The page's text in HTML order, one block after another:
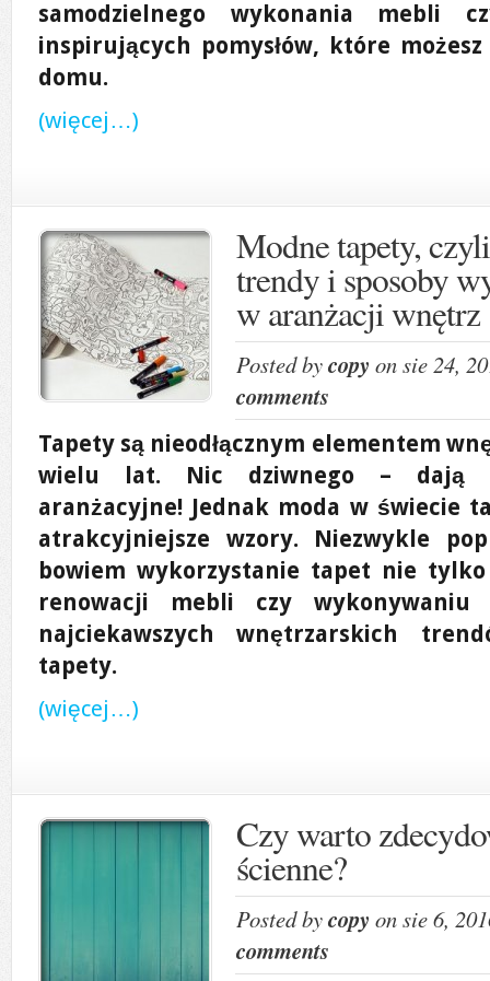
samodzielnego wykonania mebli
inspirujących pomysłów, które
domu.
(więcej…)
Modne tapety,
trendy i sposoby
w aranżacji wnętrz
Posted bycopy on sie 24,
comments
Tapety są nieodłącznym elementem
wielu lat. Nic dziwnego – dają
aranżacyjne! Jednak moda w świecie
atrakcyjniejsze wzory. Niezwykle
bowiem wykorzystanie tapet nie
renowacji mebli czy
najciekawszych wnętrzarskich
tapety.
(więcej…)
Czy warto
ścienne?
Posted bycopy on sie 6,
comments